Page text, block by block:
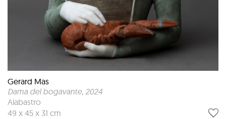
Gerard Mas
Dama del bogavante, 2024
Alabastro
49 x 45 x 31 cm